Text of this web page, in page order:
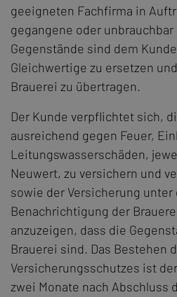
geeigneten Fachfirma in
gegangene oder
Gegenstände sind dem
Gleichwertige zu ersetzen
Brauerei zu übertragen.
Der Kunde verpflichtet sich,
ausreichend gegen Feuer,
Leitungswasserschäden,
Neuwert, zu versichern und
sowie der Versicherung
Benachrichtigung der
anzuzeigen, dass die
Brauerei sind. Das Bestehen
Versicherungsschutzes ist
zwei Monate nach Abschluss